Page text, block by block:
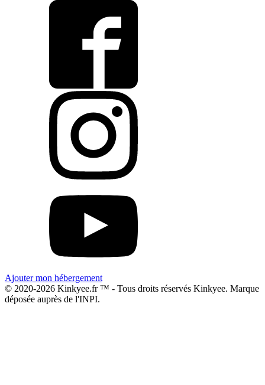
Ajouter mon hébergement
© 2020-2026 Kinkyee.fr ™ - Tous droits réservés Kinkyee. Marque
déposée auprès de l'INPI.